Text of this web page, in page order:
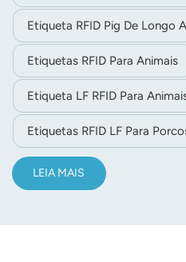
Etiqueta RFID Pig De Longo
Etiquetas RFID Para Animais
Etiqueta LF RFID Para
Etiquetas RFID LF Para
LEIA MAIS